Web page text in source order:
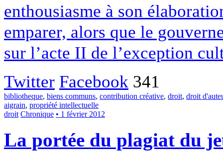
enthousiasme à son
emparer, alors que le
sur l’acte II de l’exception
Twitter Facebook 341
bibliotheque, biens communs, contribution créative, droit, droit
aigrain, propriété intellectuelle
droit Chronique • 1 février 2012
La portée du plagiat du